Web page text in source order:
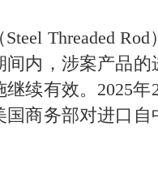
Threaded Rod
内，涉案产品的
续有效。2025年
商务部对进口